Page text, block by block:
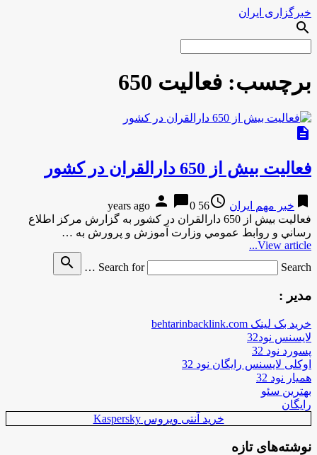
خبرگزاری ایران
search
برچسب: فعالیت 650
description
فعالیت بیش از 650 دارالقران در کشور
bookmark خبر مهم ایران access_time
56 years ago
person chat_bubble0
فعالیت بیش از 650 دارالقران در کشور به گزارش مركز اطلاع
رساني و روابط عمومي وزارت آموزش و پرورش به …
View article...
Search for
Search …
search
مدیر :
خرید بک لینک behtarinbacklink.com
لایسنس نود32
پسورد نود 32
اوکلی لایسنس رایگان نود 32
همیار نود 32
بهترین سئو
رایگان
خرید آنتی ویروس Kaspersky
نوشته‌های تازه